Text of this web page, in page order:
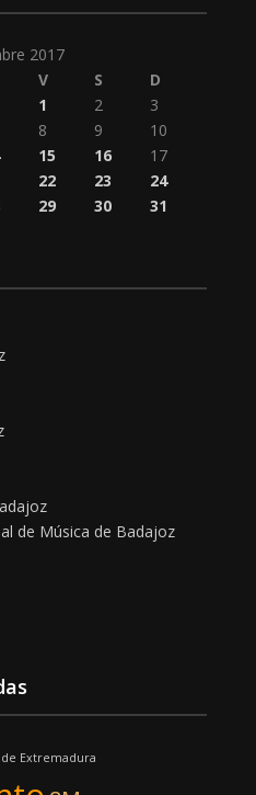
2017
V S
D
1
2
3
8 9
10
15 16
17
22 23
24
29 30
31
de Música de Badajoz
Extremadura